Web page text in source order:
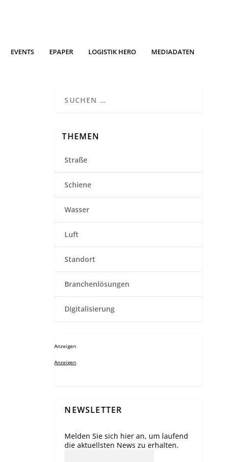
EVENTS EPAPER LOGISTIK HERO MEDIADATEN
THEMEN
Straße
Schiene
Wasser
Luft
Standort
Branchenlösungen
Digitalisierung
Anzeigen
Anzeigen
NEWSLETTER
Melden Sie sich hier an, um laufend
die aktuellsten News zu erhalten.